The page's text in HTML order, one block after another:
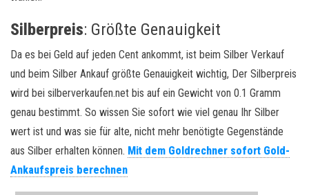
Silberpreis: Größte Genauigkeit
Da es bei Geld auf jeden Cent ankommt, ist beim Silber Verkauf
und beim Silber Ankauf größte Genauigkeit wichtig, Der Silberpreis
wird bei silberverkaufen.net bis auf ein Gewicht von 0.1 Gramm
genau bestimmt. So wissen Sie sofort wie viel genau Ihr Silber
wert ist und was sie für alte, nicht mehr benötigte Gegenstände
aus Silber erhalten können. Mit dem Goldrechner sofort Gold-
Ankaufspreis berechnen